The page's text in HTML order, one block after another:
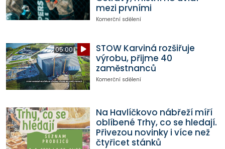
mezi prvními
Komerční sdělení
05:00
STOW Karviná rozšiřuje
výrobu, přijme 40
zaměstnanců
Komerční sdělení
Na Havlíčkovo nábřeží míří
oblíbené Trhy, co se hledají.
Přivezou novinky i více než
čtyřicet stánků